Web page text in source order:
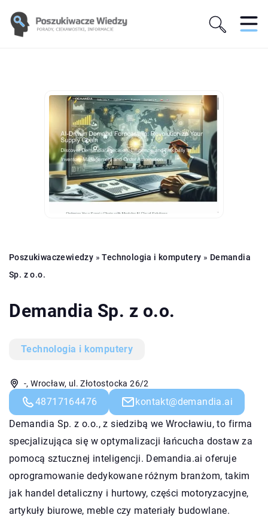
Poszukiwaczewiedzy »Technologia i komputery » Demandia
Sp. z o.o.
Demandia Sp. z o.o.
Technologia i komputery
-, Wrocław, ul. Złotostocka 26/2
48717164476
kontakt@demandia.ai
Demandia Sp. z o.o., z siedzibą we Wrocławiu, to firma
specjalizująca się w optymalizacji łańcucha dostaw za
pomocą sztucznej inteligencji. Demandia.ai oferuje
oprogramowanie dedykowane różnym branżom, takim
jak handel detaliczny i hurtowy, części motoryzacyjne,
artykuły biurowe, meble czy materiały budowlane.